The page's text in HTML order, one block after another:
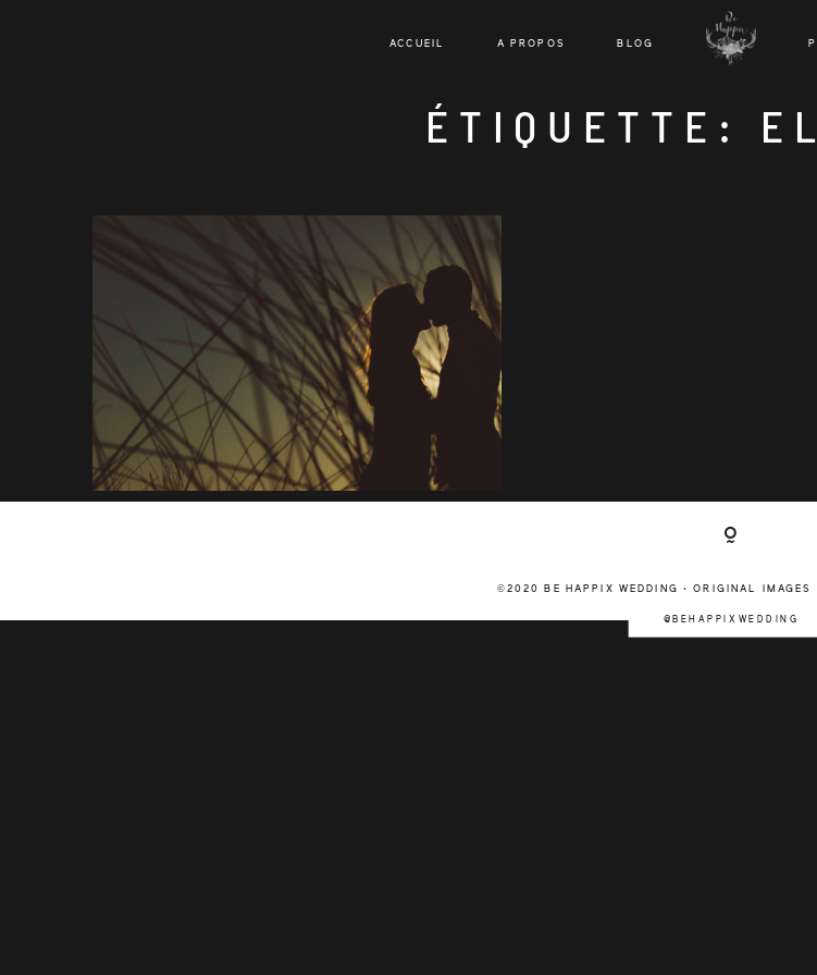
ACCUEIL A PROPOS BLOG
ÉTIQUETTE:
©2020 BE HAPPIX WEDDING • ORIGINAL IMAGES
@BEHAPPIXWEDDING